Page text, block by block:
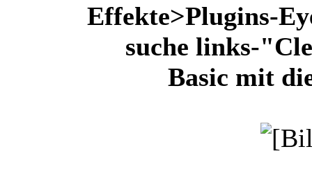
Effekte>Plugins-
suche links-
Basic mit